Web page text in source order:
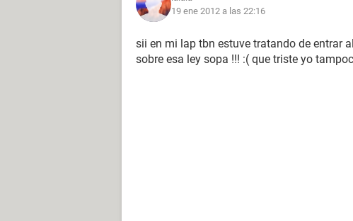
ayuda!! no vivo sin mi face!!
=)
19 ene 2012 a las 22:16
sii en mi lap tbn estuve tratando de entrar
sobre esa ley sopa !!! :( que triste yo